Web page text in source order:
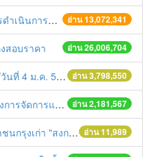
อ่าน 13,072,341
าชการแบบบูรณาการ
อ่าน 26,006,704
สอบราคา
อ่าน 3,798,550
นที่ 4 ม.ค. 58
อ่าน 2,181,567
ขยะ สัปดาห์ที่ 9/2558
อ่าน 11,989
งกรานต์ขับขี่ปลอดภัย"